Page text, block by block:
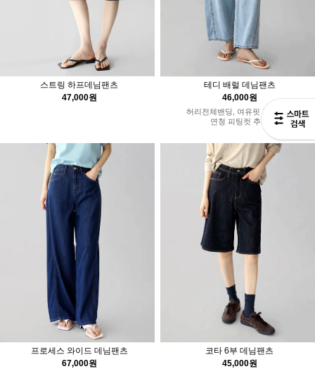
스트링 하프데님팬츠
47,000원
테디 배럴 데님팬츠
46,000원
허리전체밴딩, 여유핏 정사이즈
연청 피팅컷 추가
프로세스 와이드 데님팬츠
67,000원
코타 6부 데님팬츠
45,000원